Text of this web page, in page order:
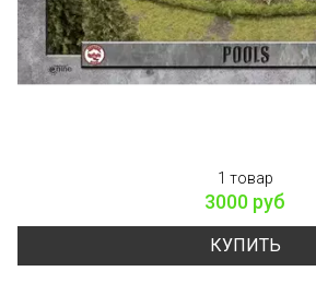
1 товар
3000 руб
КУПИТЬ